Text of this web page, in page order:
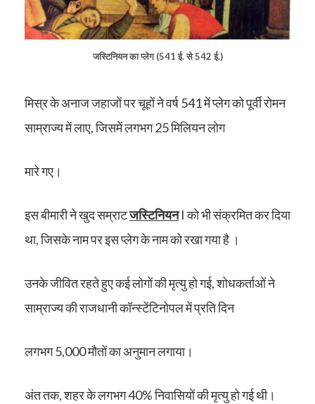
जस्टिनियन का प्लेग (541 ई. से 542 ई.)
मिस्र के अनाज जहाजों पर चूहों ने वर्ष 541 में प्लेग को पूर्वी रोमन
साम्राज्य में लाए, जिसमें लगभग 25 मिलियन लोग
मारे गए।
इस बीमारी ने खुद सम्राटजस्टिनियनI को भी संक्रमित कर दिया
था, जिसके नाम पर इस प्लेग के नाम को रखा गया है ।
उनके जीवित रहते हुए कई लोगों की मृत्यु हो गई, शोधकर्ताओं ने
साम्राज्य की राजधानी कॉन्स्टेंटिनोपल में प्रति दिन
लगभग 5,000 मौतों का अनुमान लगाया।
अंत तक, शहर के लगभग 40% निवासियों की मृत्यु हो गई थी।